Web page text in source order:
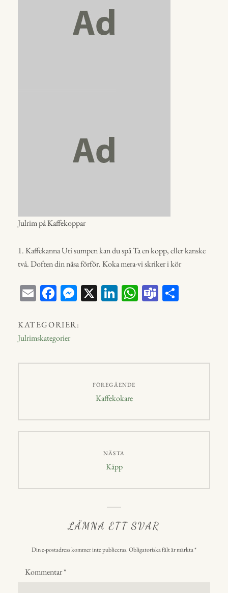
Julrim på Kaffekoppar
1. Kaffekanna Uti sumpen kan du spå Ta en kopp, eller kanske
två. Doften din näsa förför. Koka mera-vi skriker i kör
E
ail
Fa
bo
ok
M
en
r
X Li W
p
Te
KATEGORIER:
Julrimskategorier
FÖREGÅENDE
Föregående
Kaffekokare
NÄSTA
Nästa
Käpp
LÄMNA ETT SVAR
Din e-postadress kommer inte publiceras.Obligatoriska fält är märkta*
Kommentar*